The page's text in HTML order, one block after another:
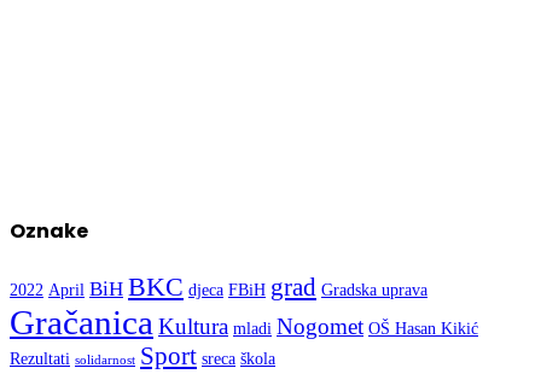
Oznake
2022 April BiH BKC djeca FBiH grad Gradska uprava
GračanicaKultura mladi Nogomet OŠ Hasan Kikić
Rezultati solidarnost Sport sreca škola